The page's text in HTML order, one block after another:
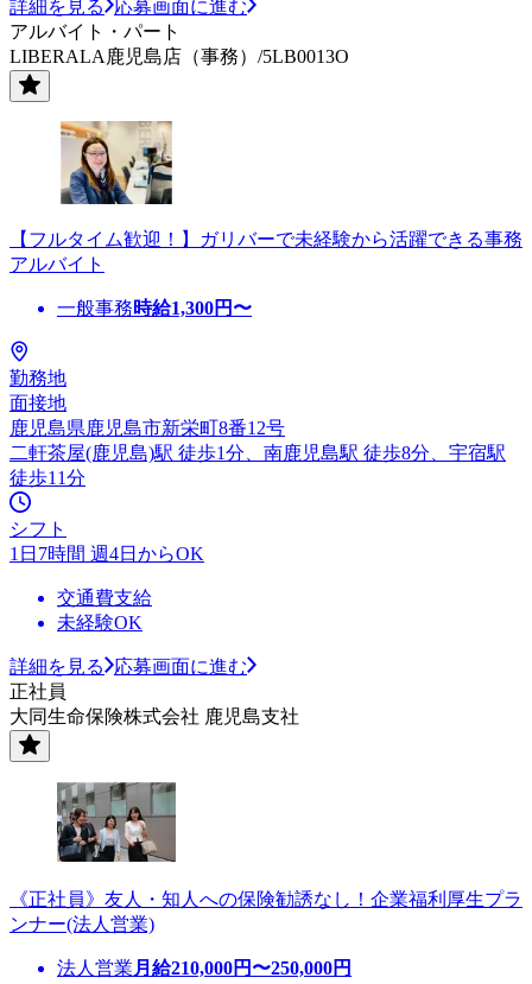
詳細を見る
応募画面に進む
アルバイト・パート
LIBERALA鹿児島店（事務）/5LB0013O
【フルタイム歓迎！】ガリバーで未経験から活躍できる事務
アルバイト
一般事務時給1,300円〜
勤務地
面接地
鹿児島県鹿児島市新栄町8番12号
二軒茶屋(鹿児島)駅 徒歩1分、南鹿児島駅 徒歩8分、宇宿駅
徒歩11分
シフト
1日7時間 週4日からOK
交通費支給
未経験OK
詳細を見る
応募画面に進む
正社員
大同生命保険株式会社 鹿児島支社
《正社員》友人・知人への保険勧誘なし！企業福利厚生プラ
ンナー(法人営業)
法人営業 月給210,000円〜250,000円